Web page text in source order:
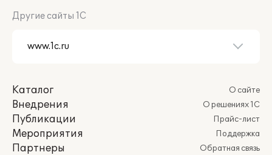
Другие сайты 1С
Каталог
Внедрения
Публикации
Мероприятия
Партнеры
О сайте
О решениях 1С
Прайс-лист
Поддержка
Обратная связь